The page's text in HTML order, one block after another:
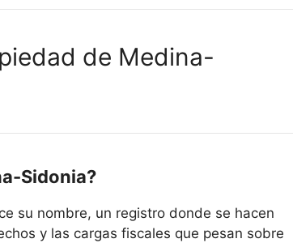
de Medina-
Sidonia?
su nombre, un registro donde se hacen
y las cargas fiscales que pesan sobre